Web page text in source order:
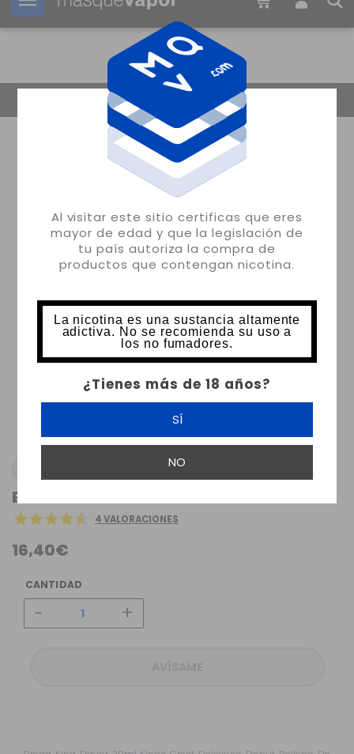
Al visitar este sitio certificas que eres
mayor de edad y que la legislación de
tu país autoriza la compra de
productos que contengan nicotina.
La nicotina es una sustancia altamente
adictiva. No se recomienda su uso a
los no fumadores.
¿Tienes más de 18 años?
SÍ
NO
Tu pedido puede ser enviado en 13m:
4 VALORACIONES
16,40€
CANTIDAD
- +